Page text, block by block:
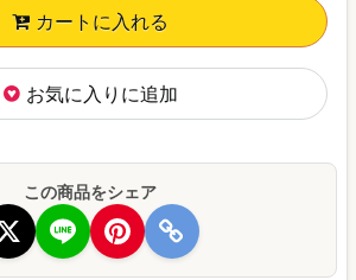
カートに入れる
お気に入りに追加
この商品をシェア